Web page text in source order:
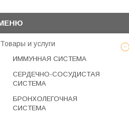
Товары и услуги
ИММУННАЯ СИСТЕМА
СЕРДЕЧНО-СОСУДИСТАЯ
СИСТЕМА
БРОНХОЛЕГОЧНАЯ
СИСТЕМА